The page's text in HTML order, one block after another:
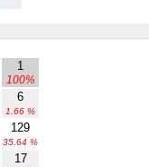
1
100%
6
1.66 %
129
35.64 %
17